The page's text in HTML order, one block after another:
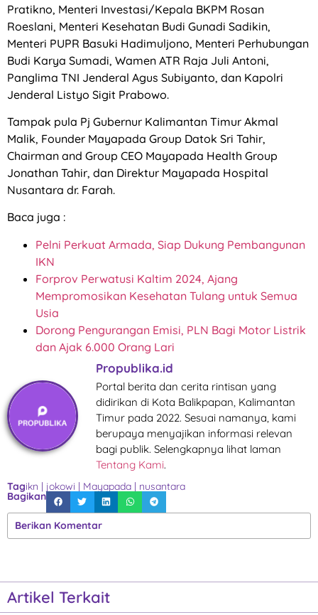
Pratikno, Menteri Investasi/Kepala BKPM Rosan
Roeslani, Menteri Kesehatan Budi Gunadi Sadikin,
Menteri PUPR Basuki Hadimuljono, Menteri Perhubungan
Budi Karya Sumadi, Wamen ATR Raja Juli Antoni,
Panglima TNI Jenderal Agus Subiyanto, dan Kapolri
Jenderal Listyo Sigit Prabowo.
Tampak pula Pj Gubernur Kalimantan Timur Akmal
Malik, Founder Mayapada Group Datok Sri Tahir,
Chairman and Group CEO Mayapada Health Group
Jonathan Tahir, dan Direktur Mayapada Hospital
Nusantara dr. Farah.
Baca juga :
Pelni Perkuat Armada, Siap Dukung Pembangunan
IKN
Forprov Perwatusi Kaltim 2024, Ajang
Mempromosikan Kesehatan Tulang untuk Semua
Usia
Dorong Pengurangan Emisi, PLN Bagi Motor Listrik
dan Ajak 6.000 Orang Lari
Propublika.id
Portal berita dan cerita rintisan yang
didirikan di Kota Balikpapan, Kalimantan
Timur pada 2022. Sesuai namanya, kami
berupaya menyajikan informasi relevan
bagi publik. Selengkapnya lihat laman
Tentang Kami.
Tagikn | jokowi | Mayapada | nusantara
Bagikan
Berikan Komentar
Artikel Terkait